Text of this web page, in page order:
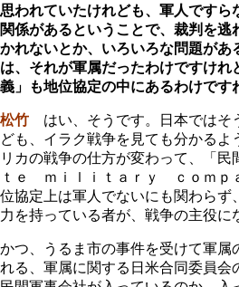
思われていたけれども、軍人ですら
関係があるということで、裁判を
かれないとか、いろいろな問題があ
は、それが軍属だったわけですけれ
義」も地位協定の中にあるわけです
松竹 はい、そうです。日本ではそ
ども、イラク戦争を見ても分かるよ
リカの戦争の仕方が変わって、「民
ｔｅ ｍｉｌｉｔａｒｙ ｃｏｍｐ
位協定上は軍人でないにも関わらず
力を持っている者が、戦争の主役に
かつ、うるま市の事件を受けて軍属
れる、軍属に関する日米合同委員会